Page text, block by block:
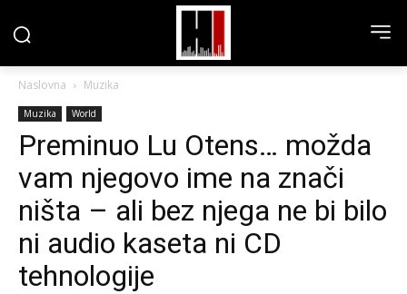
Naslovna Muzika
Muzika World
Preminuo Lu Otens… možda
vam njegovo ime na znači
ništa – ali bez njega ne bi bilo
ni audio kaseta ni CD
tehnologije